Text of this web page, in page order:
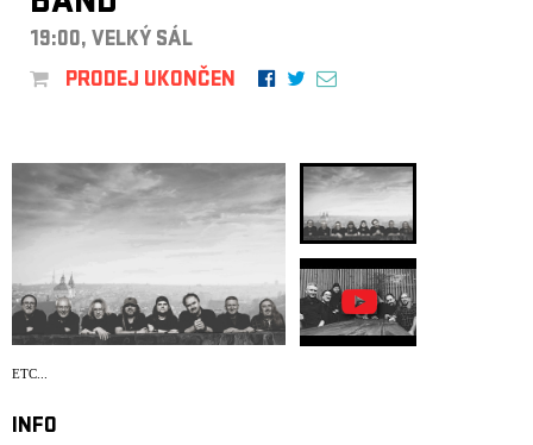
19:00, VELKÝ SÁL
PRODEJ UKONČEN
ETC...
INFO